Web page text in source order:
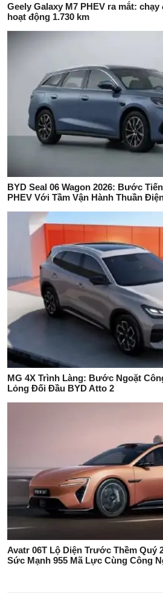
Geely Galaxy M7 PHEV ra mắt:
hoạt động 1.730 km
BYD Seal 06 Wagon 2026: Bước
PHEV Với Tầm Vận Hành Thuần
MG 4X Trình Làng: Bước Ngoặt
Lỏng Đối Đầu BYD Atto 2
Avatr 06T Lộ Diện Trước Thềm Quý
Sức Mạnh 955 Mã Lực Cùng Công